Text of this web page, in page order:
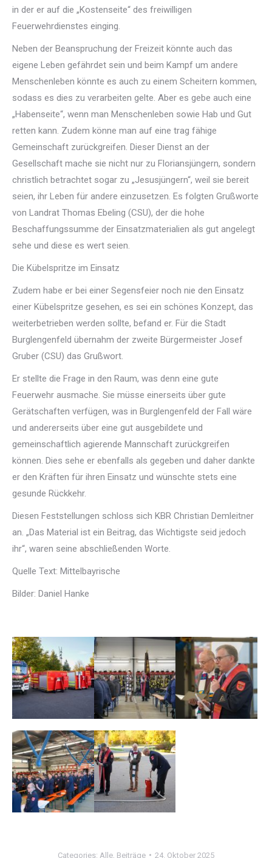
in der er auf die „Kostenseite“ des freiwilligen
Feuerwehrdienstes einging.
Neben der Beanspruchung der Freizeit könnte auch das
eigene Leben gefährdet sein und beim Kampf um andere
Menschenleben könnte es auch zu einem Scheitern kommen,
sodass es dies zu verarbeiten gelte. Aber es gebe auch eine
„Habenseite“, wenn man Menschenleben sowie Hab und Gut
retten kann. Zudem könne man auf eine trag fähige
Gemeinschaft zurückgreifen. Dieser Dienst an der
Gesellschaft mache sie nicht nur zu Floriansjüngern, sondern
christlich betrachtet sogar zu „Jesusjüngern“, weil sie bereit
seien, ihr Leben für andere einzusetzen. Es folgten Grußworte
von Landrat Thomas Ebeling (CSU), der die hohe
Beschaffungssumme der Einsatzmaterialien als gut angelegt
sehe und diese es wert seien.
Die Kübelspritze im Einsatz
Zudem habe er bei einer Segensfeier noch nie den Einsatz
einer Kübelspritze gesehen, es sei ein schönes Konzept, das
weiterbetrieben werden sollte, befand er. Für die Stadt
Burglengenfeld übernahm der zweite Bürgermeister Josef
Gruber (CSU) das Grußwort.
Er stellte die Frage in den Raum, was denn eine gute
Feuerwehr ausmache. Sie müsse einerseits über gute
Gerätschaften verfügen, was in Burglengenfeld der Fall wäre
und andererseits über eine gut ausgebildete und
gemeinschaftlich agierende Mannschaft zurückgreifen
können. Dies sehe er ebenfalls als gegeben und daher dankte
er den Kräften für ihren Einsatz und wünschte stets eine
gesunde Rückkehr.
Diesen Feststellungen schloss sich KBR Christian Demleitner
an. „Das Material ist ein Beitrag, das Wichtigste seid jedoch
ihr“, waren seine abschließenden Worte.
Quelle Text: Mittelbayrische
Bilder: Daniel Hanke
Categories: Alle Beiträge 24. Oktober 2025